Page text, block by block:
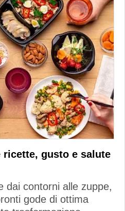
gusto e salute
dai contorni alle zuppe,
gode di ottima